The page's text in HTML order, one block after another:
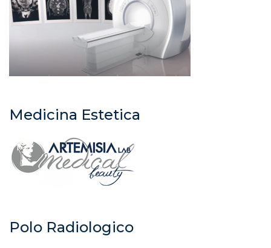
Medicina Estetica
Polo Radiologico